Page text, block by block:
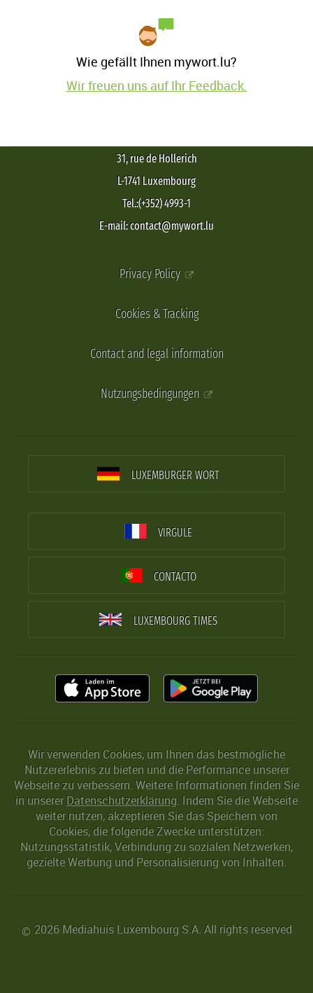
Wie gefällt Ihnen mywort.lu?
Wir freuen uns auf Ihr Feedback.
31, rue de Hollerich
L-1741 Luxembourg
Tel.:(+352) 4993-1
E-mail: contact@mywort.lu
Privacy Policy
Cookies & Tracking
Contact and legal information
Nutzungsbedingungen
LUXEMBURGER WORT
VIRGULE
CONTACTO
LUXEMBOURG TIMES
Wir verwenden Cookies, um Ihnen das bestmögliche
Nutzererlebnis zu bieten und die Performance unserer
Webseite zu verbessern. Weitere Informationen finden Sie
in unserer Datenschutzerklärung. Indem Sie die Webseite
weiter nutzen, akzeptieren Sie das Speichern von
Cookies, die folgende Zwecke unterstützen:
Nutzungsstatistik, Verbindung zu sozialen Netzwerken,
gezielte Werbung und Personalisierung von Inhalten.
© 2026 Mediahuis Luxembourg S.A. All rights reserved